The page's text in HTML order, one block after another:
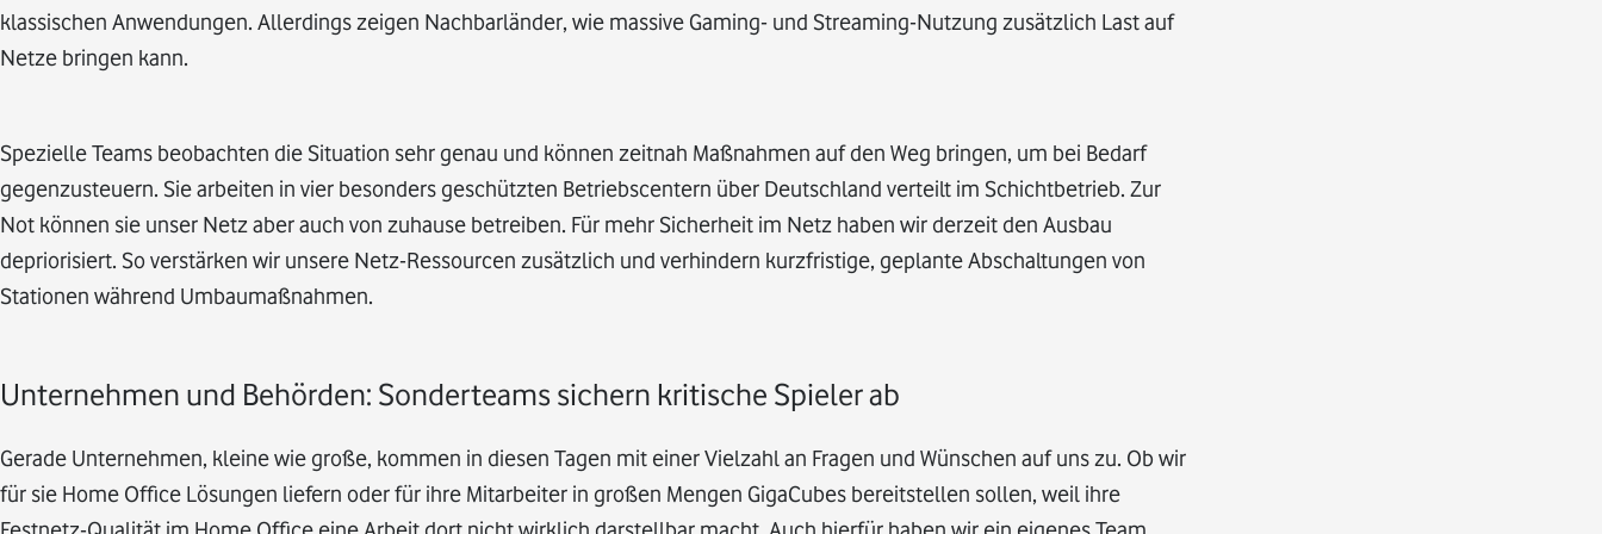
klassischen Anwendungen. Allerdings zeigen Nachbarländer, wie massive Gaming- und Streaming-Nutzung zusätzlich Last auf
Netze bringen kann.
Spezielle Teams beobachten die Situation sehr genau und können zeitnah Maßnahmen auf den Weg bringen, um bei Bedarf
gegenzusteuern. Sie arbeiten in vier besonders geschützten Betriebscentern über Deutschland verteilt im Schichtbetrieb. Zur
Not können sie unser Netz aber auch von zuhause betreiben. Für mehr Sicherheit im Netz haben wir derzeit den Ausbau
depriorisiert. So verstärken wir unsere Netz-Ressourcen zusätzlich und verhindern kurzfristige, geplante Abschaltungen von
Stationen während Umbaumaßnahmen.
Unternehmen und Behörden: Sonderteams sichern kritische Spieler ab
Gerade Unternehmen, kleine wie große, kommen in diesen Tagen mit einer Vielzahl an Fragen und Wünschen auf uns zu. Ob wir
für sie Home Office Lösungen liefern oder für ihre Mitarbeiter in großen Mengen GigaCubes bereitstellen sollen, weil ihre